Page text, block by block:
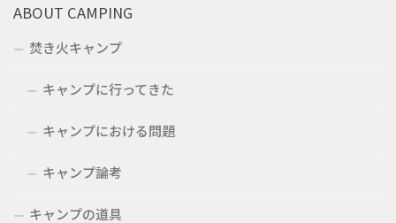
ABOUT CAMPING
焚き火キャンプ
キャンプに行ってきた
キャンプにおける問題
キャンプ論考
キャンプの道具